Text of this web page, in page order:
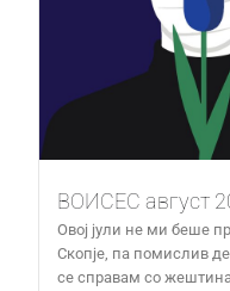
ВОИСЕС август
Овој јули не ми беше
Скопје, па помислив
се справам со